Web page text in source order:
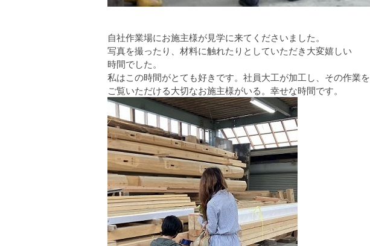
自社作業場にお施主様が見学に来てくださいました。
写真を撮ったり、材料に触れたりとしていただき大変嬉しい
時間でした。
私はこの時間がとても好きです。社員大工が加工し、その作業を
ご覧いただける大切なお施主様がいる。幸せな時間です。